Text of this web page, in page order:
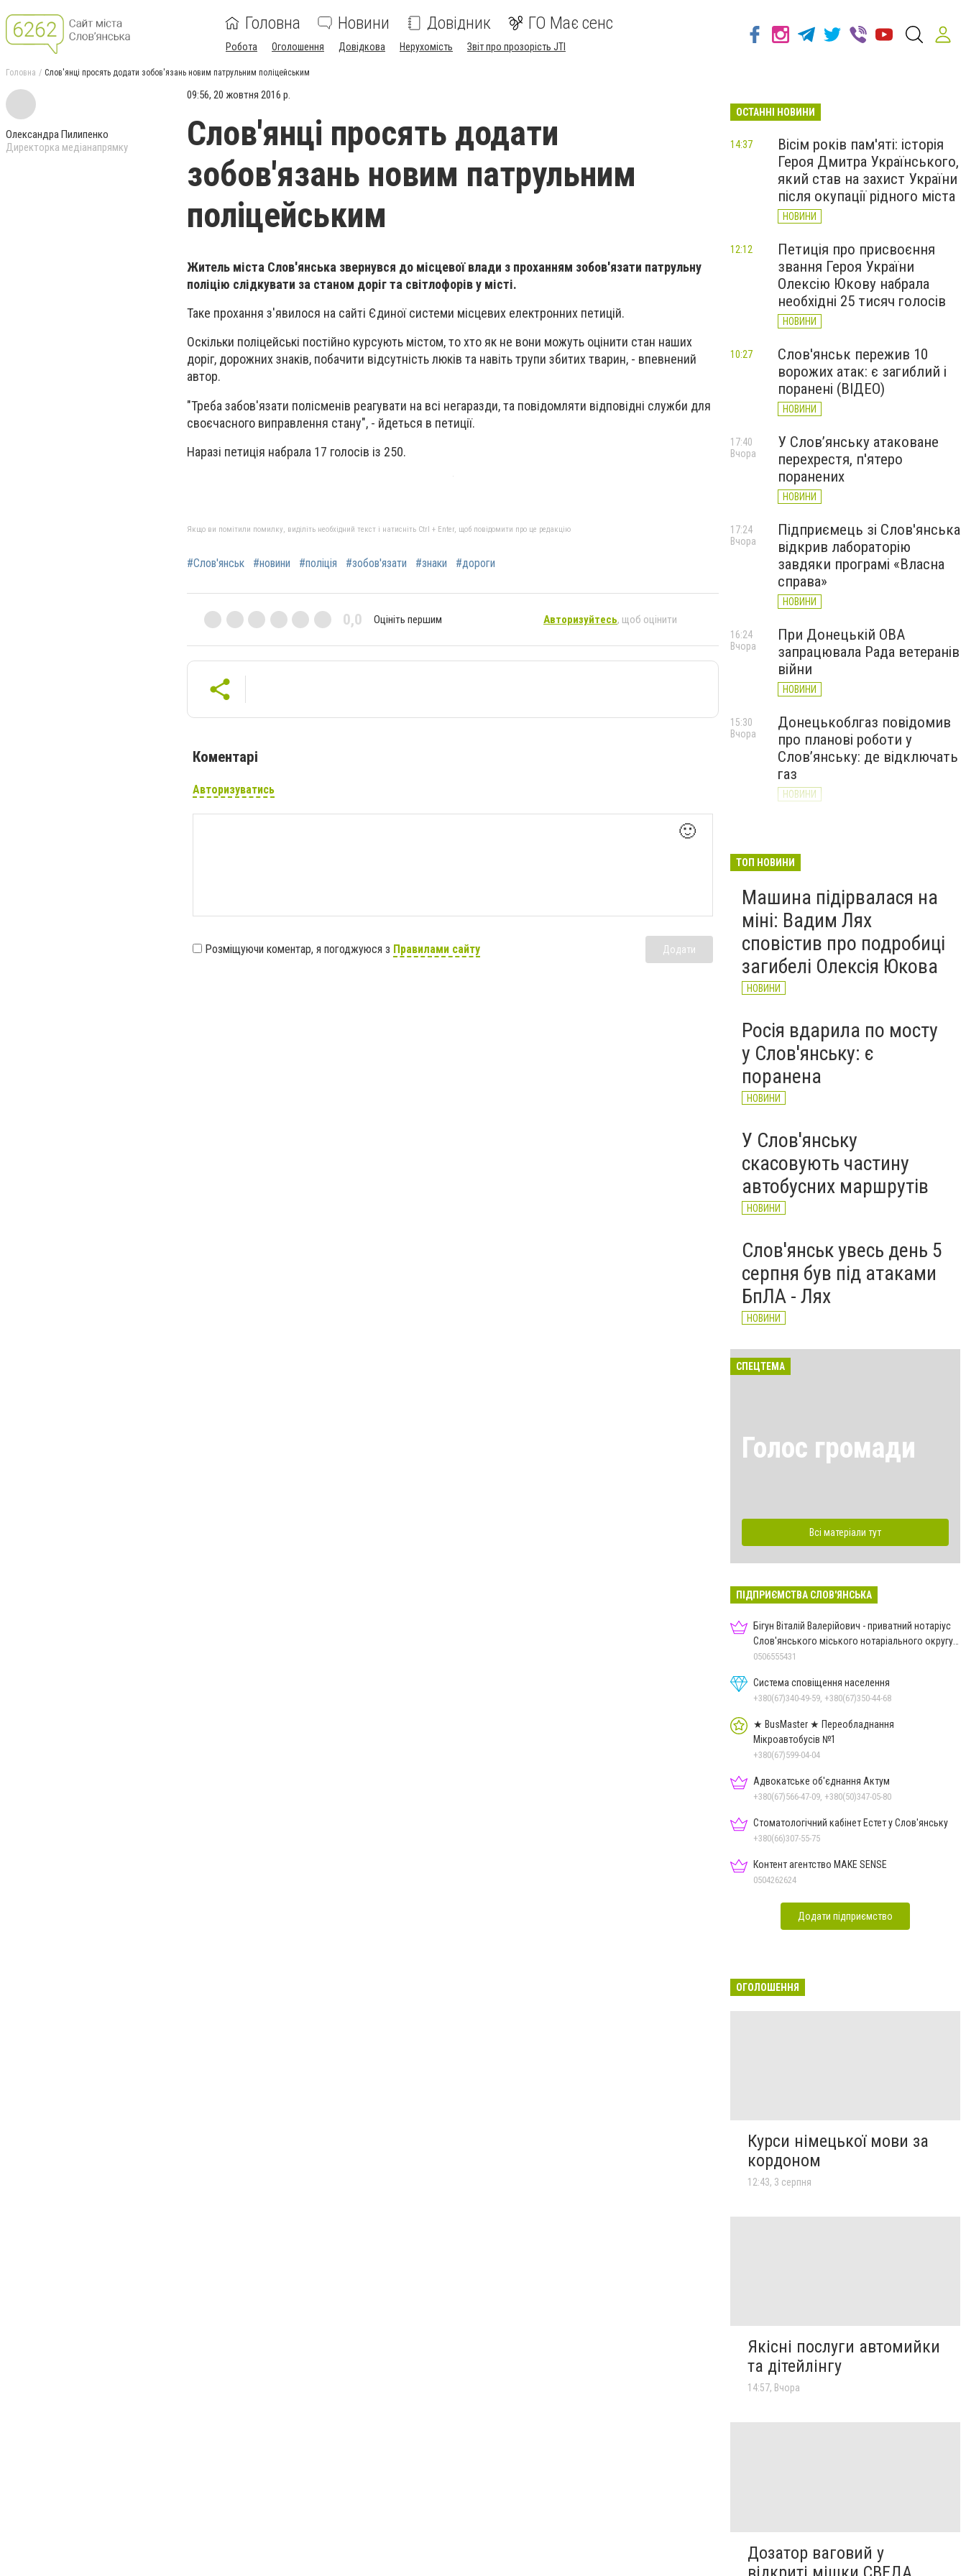
Головна Новини Довідник ГО Має сенс
Робота Оголошення Довідкова Нерухомість Звіт про прозорість JTI
Головна Слов'янці просять додати зобов'язань новим патрульним поліцейським
Олександра Пилипенко
Директорка медіанапрямку
09:56, 20 жовтня 2016 р.
Слов'янці просять додати
зобов'язань новим патрульним
поліцейським
Житель міста Слов'янська звернувся до місцевої влади з проханням зобов'язати патрульну
поліцію слідкувати за станом доріг та світлофорів у місті.
Таке прохання з'явилося на сайті Єдиної системи місцевих електронних петицій.
Оскільки поліцейські постійно курсують містом, то хто як не вони можуть оцінити стан наших
доріг, дорожних знаків, побачити відсутність люків та навіть трупи збитих тварин, - впевнений
автор.
"Треба забов'язати полісменів реагувати на всі негаразди, та повідомляти відповідні служби для
своєчасного виправлення стану", - йдеться в петиції.
Наразі петиція набрала 17 голосів із 250.
Якщо ви помітили помилку, виділіть необхідний текст і натисніть Ctrl + Enter, щоб повідомити про це редакцію
#Слов'янськ #новини #поліція #зобов'язати #знаки #дороги
0,0 Оцініть першим Авторизуйтесь, щоб оцінити
Коментарі
Авторизуватись
🙂
Розміщуючи коментар, я погоджуюся з Правилами сайту Додати
ОСТАННІ НОВИНИ
Вісім років пам'яті: історія
Героя Дмитра Українського,
який став на захист України
після окупації рідного міста
НОВИНИ
14:37
Петиція про присвоєння
звання Героя України
Олексію Юкову набрала
необхідні 25 тисяч голосів
НОВИНИ
12:12
Слов'янськ пережив 10
ворожих атак: є загиблий і
поранені (ВІДЕО)
НОВИНИ
10:27
У Слов’янську атаковане
перехрестя, п'ятеро
поранених
НОВИНИ
17:40
Вчора
Підприємець зі Слов'янська
відкрив лабораторію
завдяки програмі «Власна
справа»
НОВИНИ
17:24
Вчора
При Донецькій ОВА
запрацювала Рада ветеранів
війни
НОВИНИ
16:24
Вчора
Донецькоблгаз повідомив
про планові роботи у
Слов’янську: де відключать
газ
НОВИНИ
15:30
Вчора
долучилися до відбудови
НОВИНИ
ТОП НОВИНИ
Машина підірвалася на
міні: Вадим Лях
сповістив про подробиці
загибелі Олексія Юкова
НОВИНИ
Росія вдарила по мосту
у Слов'янську: є
поранена
НОВИНИ
У Слов'янську
скасовують частину
автобусних маршрутів
НОВИНИ
Слов'янськ увесь день 5
серпня був під атаками
БпЛА - Лях
НОВИНИ
СПЕЦТЕМА
Голос громади
Всі матеріали тут
ПІДПРИЄМСТВА СЛОВ'ЯНСЬКА
Бігун Віталій Валерійович - приватний нотаріус
Слов'янського міського нотаріального округу
Дон.обл.
0506555431
Система сповіщення населення
+380(67)340-49-59, +380(67)350-44-68
★ BusMaster ★ Переобладнання
Мікроавтобусів №1
+380(67)599-04-04
Адвокатське об'єднання Актум
+380(67)566-47-09, +380(50)347-05-80
Стоматологічний кабінет Естет у Слов'янську
+380(66)307-55-75
Контент агентство MAKE SENSE
0504262624
Додати підприємство
ОГОЛОШЕННЯ
Курси німецької мови за
кордоном
12:43, 3 серпня
Якісні послуги автомийки
та дітейлінгу
14:57, Вчора
Дозатор ваговий у